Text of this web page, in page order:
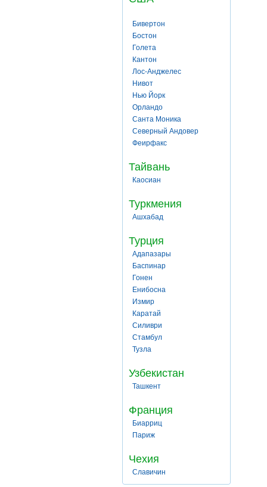
Бивертон
Бостон
Голета
Кантон
Лос-Анджелес
Нивот
Нью Йорк
Орландо
Санта Моника
Северный Андовер
Феирфакс
Тайвань
Каосиан
Туркмения
Ашхабад
Турция
Адапазары
Баспинар
Гонен
Енибосна
Измир
Каратай
Силиври
Стамбул
Тузла
Узбекистан
Ташкент
Франция
Биарриц
Париж
Чехия
Славичин